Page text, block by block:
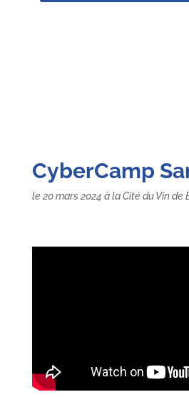
CyberCamp
le 20 mars 2024 à la Cité du Vin de